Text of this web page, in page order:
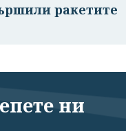
ракетите
ни